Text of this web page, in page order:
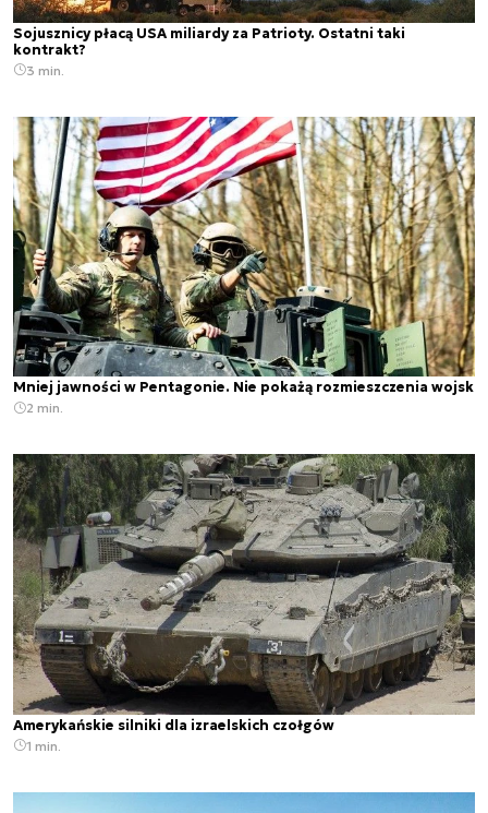
Sojusznicy płacą USA miliardy za Patrioty. Ostatni taki
kontrakt?
3 min.
Mniej jawności w Pentagonie. Nie pokażą rozmieszczenia wojsk
2 min.
Amerykańskie silniki dla izraelskich czołgów
1 min.